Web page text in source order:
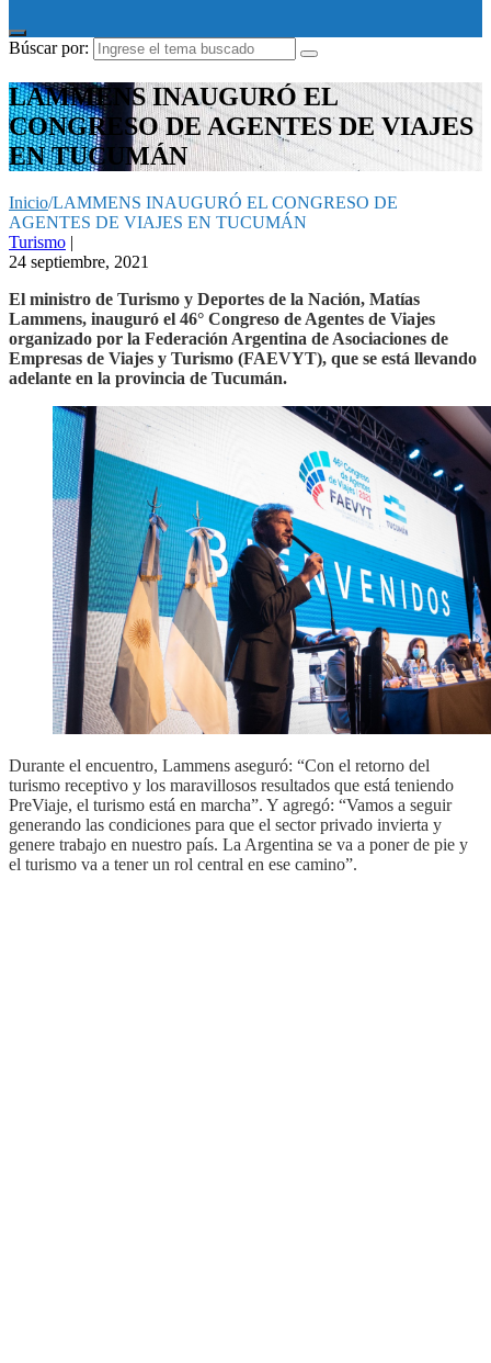
Búscar por:
LAMMENS INAUGURÓ EL
CONGRESO DE AGENTES DE VIAJES
EN TUCUMÁN
Inicio/LAMMENS INAUGURÓ EL CONGRESO DE
AGENTES DE VIAJES EN TUCUMÁN
Turismo |
24 septiembre, 2021
El ministro de Turismo y Deportes de la Nación, Matías
Lammens, inauguró el 46° Congreso de Agentes de Viajes
organizado por la Federación Argentina de Asociaciones de
Empresas de Viajes y Turismo (FAEVYT), que se está llevando
adelante en la provincia de Tucumán.
Durante el encuentro, Lammens aseguró: “Con el retorno del
turismo receptivo y los maravillosos resultados que está teniendo
PreViaje, el turismo está en marcha”. Y agregó: “Vamos a seguir
generando las condiciones para que el sector privado invierta y
genere trabajo en nuestro país. La Argentina se va a poner de pie y
el turismo va a tener un rol central en ese camino”.